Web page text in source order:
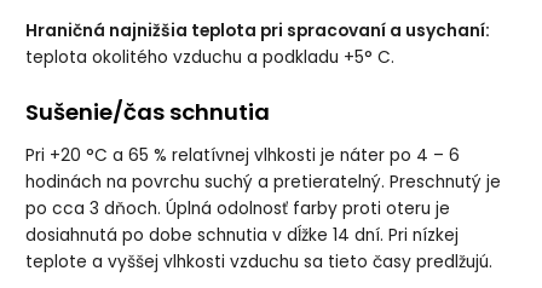
Hraničná najnižšia teplota pri spracovaní a usychaní:
teplota okolitého vzduchu a podkladu +5° C.
Sušenie/čas schnutia
Pri +20 °C a 65 % relatívnej vlhkosti je náter po 4 – 6
hodinách na povrchu suchý a pretieratelný. Preschnutý je
po cca 3 dňoch. Úplná odolnosť farby proti oteru je
dosiahnutá po dobe schnutia v dĺžke 14 dní. Pri nízkej
teplote a vyššej vlhkosti vzduchu sa tieto časy predlžujú.